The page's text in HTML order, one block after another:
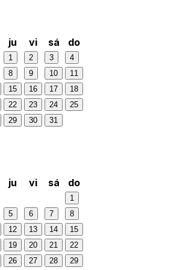
ju vi sá do
1 2 3
4
8 9 10
11
15 16 17
18
22 23 24
25
29 30 31
ju vi sá do
1
5 6 7
8
12 13 14
15
19 20 21
22
26 27 28 29